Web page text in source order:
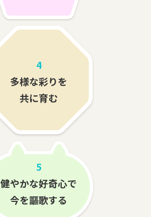
4
多様な彩りを
共に育む
5
健やかな好奇心で
今を謳歌する